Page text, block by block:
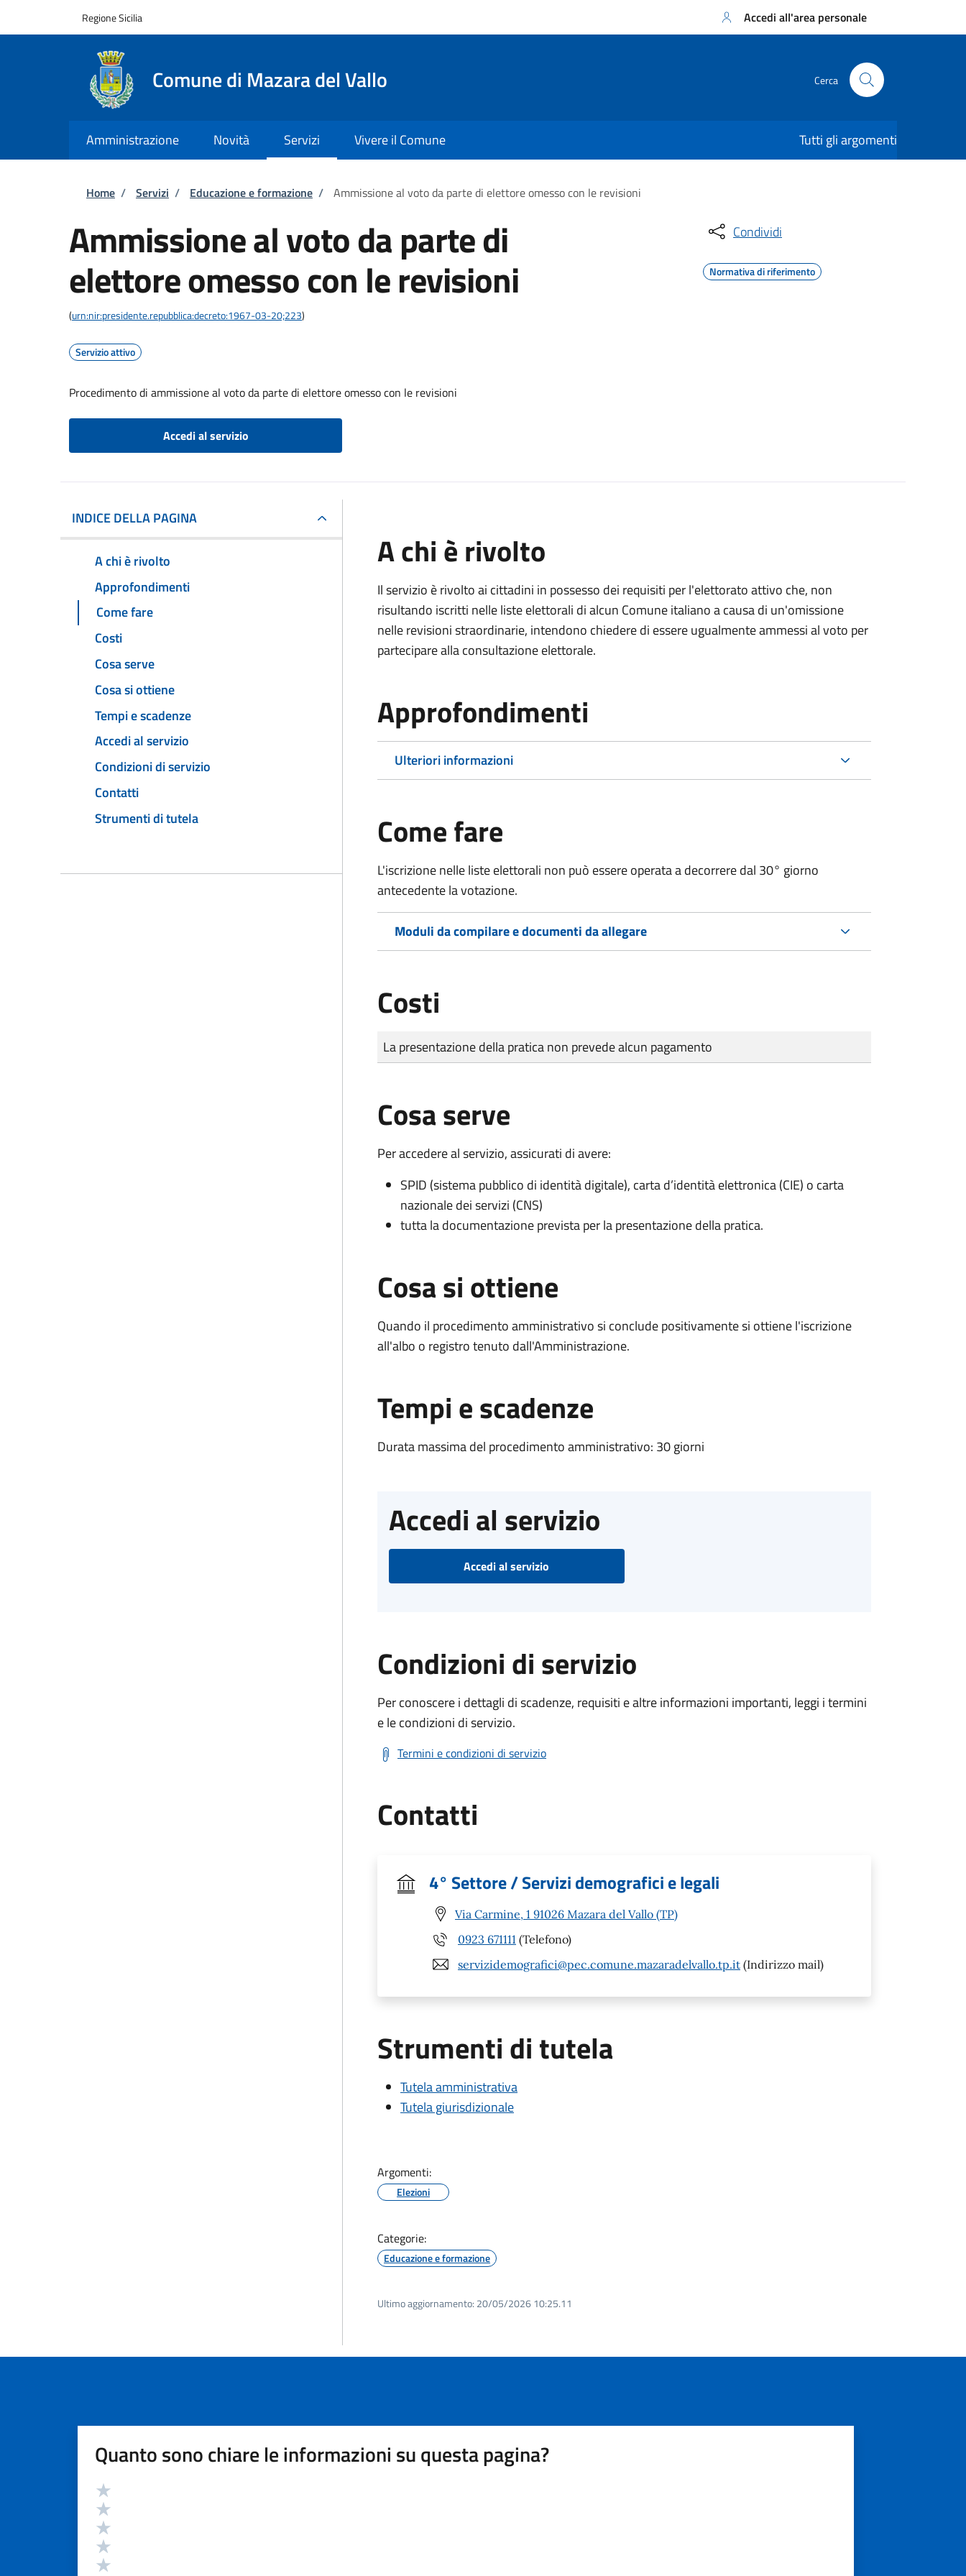
Regione Sicilia Accedi all'area personale
Comune di Mazara del Vallo Cerca
Amministrazione Novità Servizi Vivere il Comune Tutti gli argomenti
Briciole di pane
Home / Servizi / Educazione e formazione / Ammissione al voto da parte di elettore omesso con le revisioni
Ammissione al voto da parte di
elettore omesso con le revisioni
(urn:nir:presidente.repubblica:decreto:1967-03-20;223)
Servizio attivo
Procedimento di ammissione al voto da parte di elettore omesso con le revisioni
Accedi al servizio
Condividi
Normativa di riferimento
INDICE DELLA PAGINA
A chi è rivolto
Approfondimenti
Come fare
Costi
Cosa serve
Cosa si ottiene
Tempi e scadenze
Accedi al servizio
Condizioni di servizio
Contatti
Strumenti di tutela
A chi è rivolto
Il servizio è rivolto ai cittadini in possesso dei requisiti per l'elettorato attivo che, non
risultando iscritti nelle liste elettorali di alcun Comune italiano a causa di un'omissione
nelle revisioni straordinarie, intendono chiedere di essere ugualmente ammessi al voto per
partecipare alla consultazione elettorale.
Approfondimenti
Ulteriori informazioni
Come fare
L'iscrizione nelle liste elettorali non può essere operata a decorrere dal 30° giorno
antecedente la votazione.
Moduli da compilare e documenti da allegare
Costi
Tipo di pagamento
Importo
La presentazione della pratica non prevede alcun pagamento
Cosa serve
Per accedere al servizio, assicurati di avere:
SPID (sistema pubblico di identità digitale), carta d’identità elettronica (CIE) o carta
nazionale dei servizi (CNS)
tutta la documentazione prevista per la presentazione della pratica.
Cosa si ottiene
Quando il procedimento amministrativo si conclude positivamente si ottiene l'iscrizione
all'albo o registro tenuto dall'Amministrazione.
Tempi e scadenze
Durata massima del procedimento amministrativo: 30 giorni
Accedi al servizio
Accedi al servizio
Condizioni di servizio
Per conoscere i dettagli di scadenze, requisiti e altre informazioni importanti, leggi i termini
e le condizioni di servizio.
Termini e condizioni di servizio
Contatti
4° Settore / Servizi demografici e legali
Via Carmine, 1 91026 Mazara del Vallo (TP)
0923 671111 (Telefono)
servizidemografici@pec.comune.mazaradelvallo.tp.it (Indirizzo mail)
Strumenti di tutela
Tutela amministrativa
Tutela giurisdizionale
Argomenti:
Elezioni
Categorie:
Educazione e formazione
Ultimo aggiornamento: 20/05/2026 10:25.11
Quanto sono chiare le informazioni su questa pagina?
Valutazione